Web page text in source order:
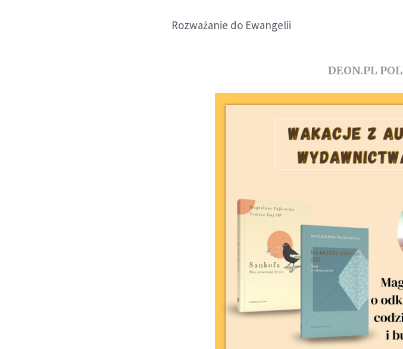
Rozważanie do Ewangelii
DEON.PL